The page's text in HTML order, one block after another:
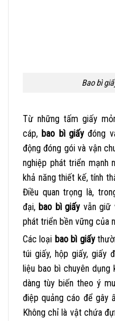
Bao bì
Từ những tấm giấy
cáp, bao bì giấy đóng
động đóng gói và vận
nghiệp phát triển mạnh
khả năng thiết kế, tính
Điều quan trọng là,
đại, bao bì giấy vẫn giữ
phát triển bền vững của
Các loại bao bì giấy
túi giấy, hộp giấy, giấy
liệu bao bì chuyên
dàng tùy biến theo ý
điệp quảng cáo để gây
Không chỉ là vật chứa